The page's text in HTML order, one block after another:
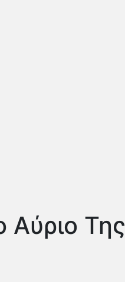
Αύριο Της